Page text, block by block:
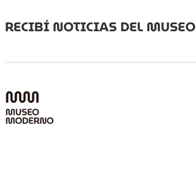
RECIBÍ NOTICIAS DEL MUSEO